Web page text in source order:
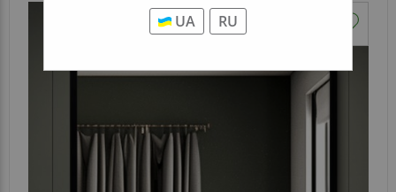
UA RU